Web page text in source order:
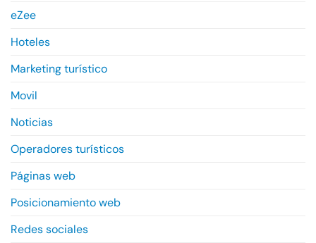
eZee
Hoteles
Marketing turístico
Movil
Noticias
Operadores turísticos
Páginas web
Posicionamiento web
Redes sociales